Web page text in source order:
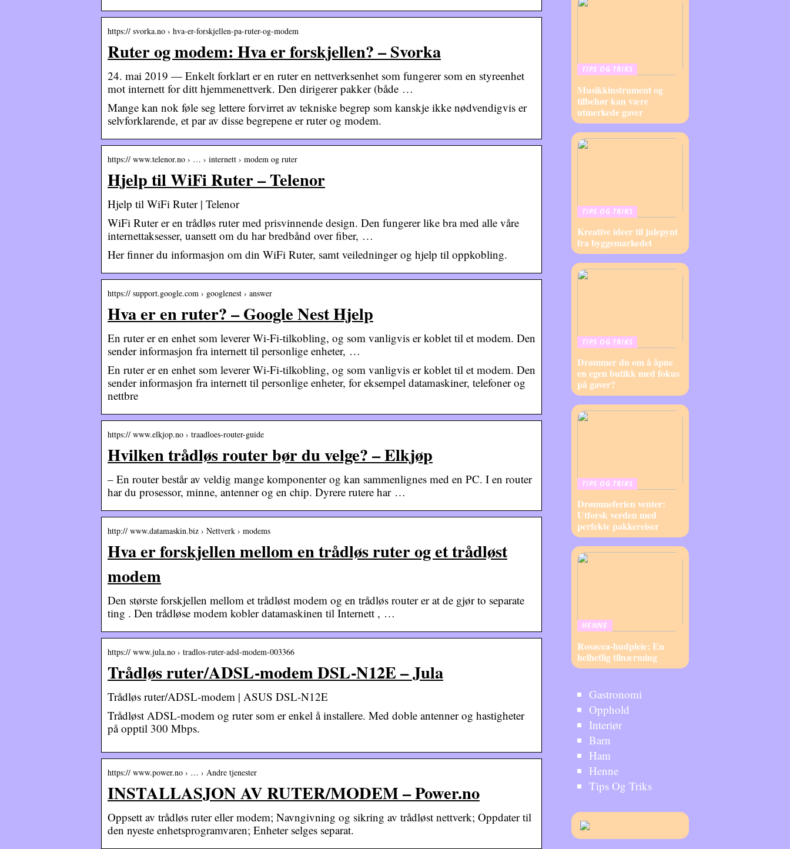
https:// svorka.no › hva-er-forskjellen-pa-ruter-og-modem
Ruter og modem: Hva er forskjellen? – Svorka
24. mai 2019 — Enkelt forklart er en ruter en nettverksenhet som fungerer som en styreenhet
mot internett for ditt hjemmenettverk. Den dirigerer pakker (både …
Mange kan nok føle seg lettere forvirret av tekniske begrep som kanskje ikke nødvendigvis er
selvforklarende, et par av disse begrepene er ruter og modem.
https:// www.telenor.no › … › internett › modem og ruter
Hjelp til WiFi Ruter – Telenor
Hjelp til WiFi Ruter | Telenor
WiFi Ruter er en trådløs ruter med prisvinnende design. Den fungerer like bra med alle våre
internettaksesser, uansett om du har bredbånd over fiber, …
Her finner du informasjon om din WiFi Ruter, samt veiledninger og hjelp til oppkobling.
https:// support.google.com › googlenest › answer
Hva er en ruter? – Google Nest Hjelp
En ruter er en enhet som leverer Wi-Fi-tilkobling, og som vanligvis er koblet til et modem. Den
sender informasjon fra internett til personlige enheter, …
En ruter er en enhet som leverer Wi-Fi-tilkobling, og som vanligvis er koblet til et modem. Den
sender informasjon fra internett til personlige enheter, for eksempel datamaskiner, telefoner og
nettbre
https:// www.elkjop.no › traadloes-router-guide
Hvilken trådløs router bør du velge? – Elkjøp
– En router består av veldig mange komponenter og kan sammenlignes med en PC. I en router
har du prosessor, minne, antenner og en chip. Dyrere rutere har …
http:// www.datamaskin.biz › Nettverk › modems
Hva er forskjellen mellom en trådløs ruter og et trådløst
modem
Den største forskjellen mellom et trådløst modem og en trådløs router er at de gjør to separate
ting . Den trådløse modem kobler datamaskinen til Internett , …
https:// www.jula.no › tradlos-ruter-adsl-modem-003366
Trådløs ruter/ADSL-modem DSL-N12E – Jula
Trådløs ruter/ADSL-modem | ASUS DSL-N12E
Trådløst ADSL-modem og ruter som er enkel å installere. Med doble antenner og hastigheter
på opptil 300 Mbps.
https:// www.power.no › … › Andre tjenester
INSTALLASJON AV RUTER/MODEM – Power.no
Oppsett av trådløs ruter eller modem; Navngivning og sikring av trådløst nettverk; Oppdater til
den nyeste enhetsprogramvaren; Enheter selges separat.
TIPS OG TRIKS
Musikkinstrument og
tilbehør kan være
utmerkede gaver
TIPS OG TRIKS
Kreative ideer til julepynt
fra byggemarkedet
TIPS OG TRIKS
Drømmer du om å åpne
en egen butikk med fokus
på gaver?
TIPS OG TRIKS
Drømmeferien venter:
Utforsk verden med
perfekte pakkereiser
HENNE
Rosacea-hudpleie: En
helhetlig tilnærming
Gastronomi
Opphold
Interiør
Barn
Ham
Henne
Tips Og Triks